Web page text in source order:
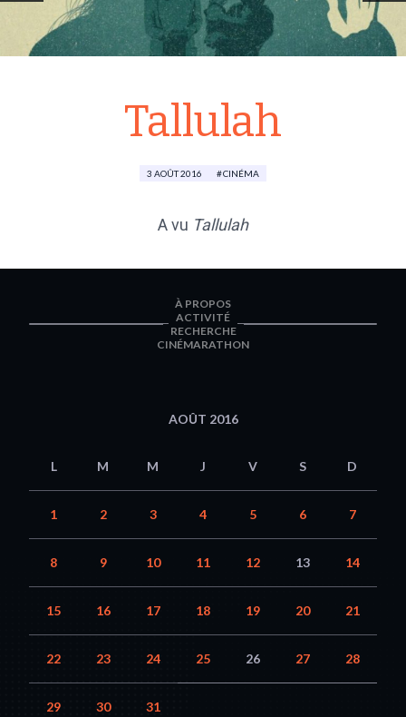
Tallulah
3 AOÛT 2016 CINÉMA
A vu Tallulah
À PROPOS
ACTIVITÉ
RECHERCHE
CINÉMARATHON
AOÛT 2016
L M M J V S D
1 2 3 4 5 6 7
8 9 10 11 12 13 14
15 16 17 18 19 20 21
22 23 24 25 26 27 28
29 30 31